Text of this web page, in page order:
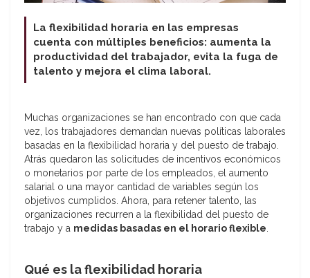
La flexibilidad horaria en las empresas
cuenta con múltiples beneficios: aumenta la
productividad del trabajador, evita la fuga de
talento y mejora el clima laboral.
Muchas organizaciones se han encontrado con que cada
vez, los trabajadores demandan nuevas políticas laborales
basadas en la flexibilidad horaria y del puesto de trabajo.
Atrás quedaron las solicitudes de incentivos económicos
o monetarios por parte de los empleados, el aumento
salarial o una mayor cantidad de variables según los
objetivos cumplidos. Ahora, para retener talento, las
organizaciones recurren a la flexibilidad del puesto de
trabajo y a medidas basadas en el horario flexible.
Qué es la flexibilidad horaria